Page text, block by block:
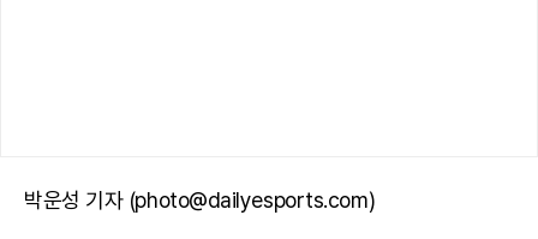
박운성 기자 (photo@dailyesports.com)